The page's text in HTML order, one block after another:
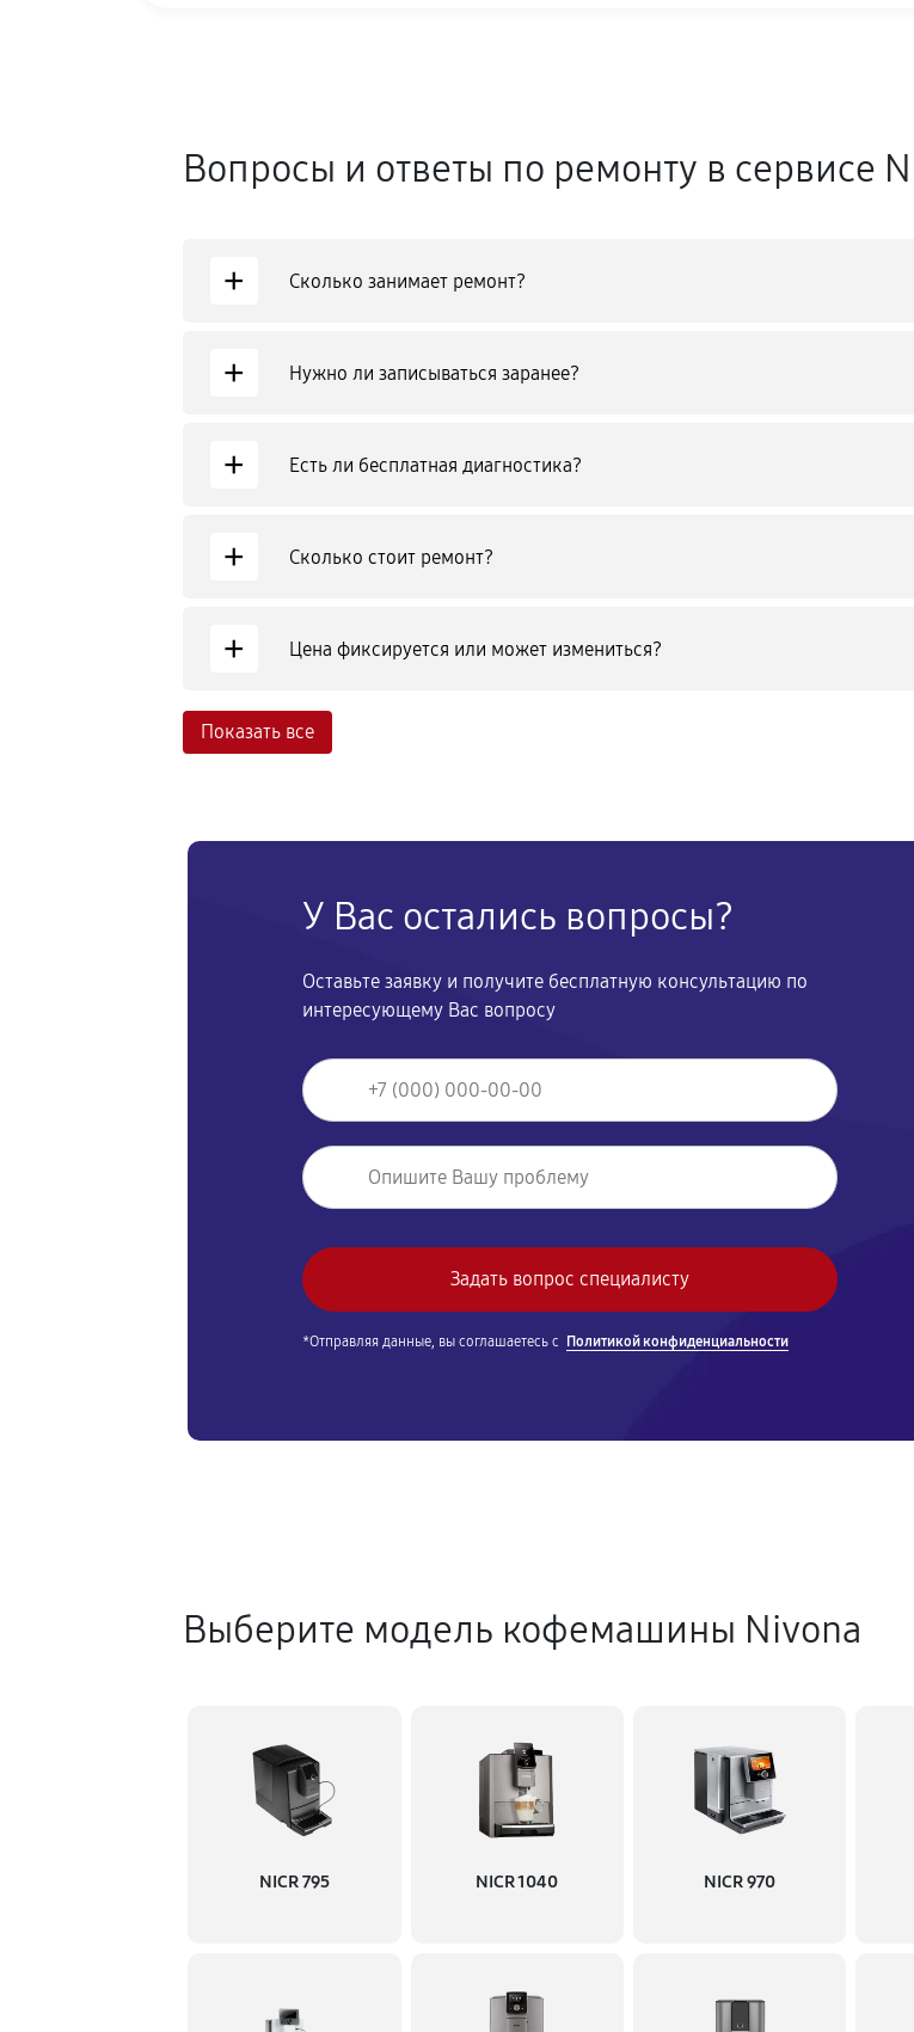
Вопросы и ответы по ремонту в сервисе
+ Сколько занимает ремонт?
+ Нужно ли записываться заранее?
+ Есть ли бесплатная диагностика?
+ Сколько стоит ремонт?
+ Цена фиксируется или может измениться?
Показать все
У Вас остались вопросы?
Оставьте заявку и получите бесплатную консультацию по
интересующему Вас вопросу
*Отправляя данные, вы соглашаетесь с Политикой конфиденциальности
Выберите модель кофемашины Nivona
NICR 795 NICR 1040 NICR 970